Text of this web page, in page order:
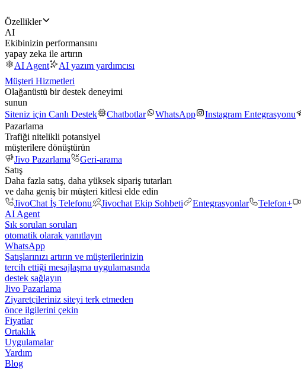
Özellikler
AI
Ekibinizin performansını
yapay zeka ile artırın
AI Agent
AI yazım yardımcısı
Müşteri Hizmetleri
Olağanüstü bir destek deneyimi
sunun
Siteniz için Canlı Destek
Chatbotlar WhatsApp Instagram Entegrasyonu
Pazarlama
Trafiği nitelikli potansiyel
müşterilere dönüştürün
Jivo Pazarlama
Geri-arama
Satış
Daha fazla satış, daha yüksek sipariş tutarları
ve daha geniş bir müşteri kitlesi elde edin
JivoChat İş Telefonu
Jivochat Ekip Sohbeti Entegrasyonlar Telefon+
AI Agent
Sık sorulan soruları
otomatik olarak yanıtlayın
WhatsApp
Satışlarınızı artırın ve müşterilerinizin
tercih ettiği mesajlaşma uygulamasında
destek sağlayın
Jivo Pazarlama
Ziyaretçileriniz siteyi terk etmeden
önce ilgilerini çekin
Fiyatlar
Ortaklık
Uygulamalar
Yardım
Blog